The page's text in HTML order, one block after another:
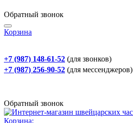
Обратный звонок
Корзина
+7 (987) 148-61-52 (для звонков)
+7 (987) 256-90-52 (для мессенджеров)
Обратный звонок
Корзина: